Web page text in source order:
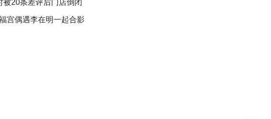
被20条差评后门店倒闭
宫偶遇李在明一起合影